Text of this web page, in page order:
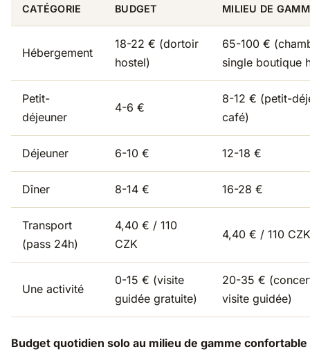
CATÉGORIE BUDGET MILIEU DE
Hébergement
18-22 € (dortoir
hostel)
65-100 €
single boutique
Petit-
déjeuner
4-6 €
8-12 € (petit-
café)
Déjeuner 6-10 € 12-18 €
Dîner 8-14 € 16-28 €
Transport
(pass 24h)
4,40 € / 110
CZK
4,40 € / 110 CZK
Une activité
0-15 € (visite
guidée gratuite)
20-35 €
visite guidée)
Budget quotidien solo au milieu de gamme confortable